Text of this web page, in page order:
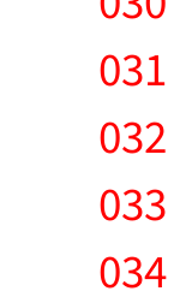
031
032
033
034